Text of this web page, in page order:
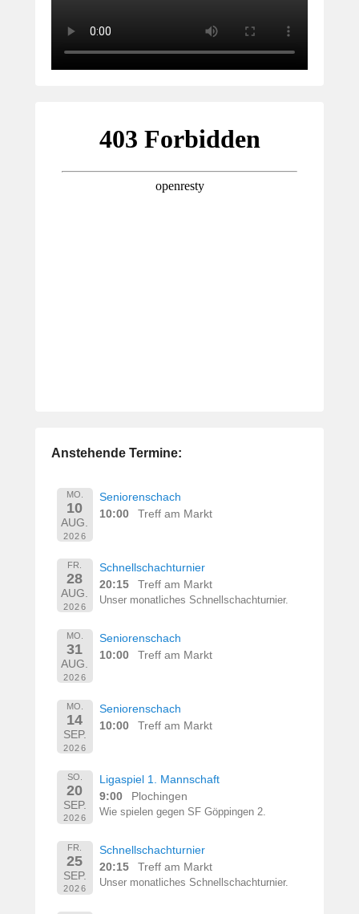
Anstehende Termine:
MO.
10
AUG.
2026
Seniorenschach
10:00
Treff am Markt
FR.
28
AUG.
2026
Schnellschachturnier
20:15
Treff am Markt
Unser monatliches Schnellschachturnier.
MO.
31
AUG.
2026
Seniorenschach
10:00
Treff am Markt
MO.
14
SEP.
2026
Seniorenschach
10:00
Treff am Markt
SO.
20
SEP.
2026
Ligaspiel 1. Mannschaft
9:00
Plochingen
Wie spielen gegen SF Göppingen 2.
FR.
25
SEP.
2026
Schnellschachturnier
20:15
Treff am Markt
Unser monatliches Schnellschachturnier.